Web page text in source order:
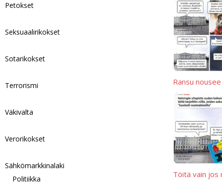
Ransu
Töitä vain jos
Petokset
Seksuaalirikokset
Sotarikokset
Terrorismi
Väkivalta
Verorikokset
Sähkömarkkinalaki
Politiikka